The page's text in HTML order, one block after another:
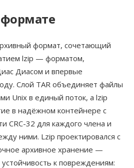
формат, сочетающий
lzip — форматом,
Диасом и впервые
Слой TAR объединяет файлы
Unix в единый поток, а lzip
в надёжном контейнере с
CRC-32 для каждого члена и
ними. Lzip проектировался с
архивное хранение —
к повреждениям: